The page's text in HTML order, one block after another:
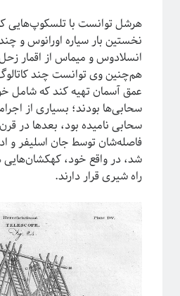
هرشل توانست با تلسکوپ‌هایی
نخستین‌ بار سیاره اورانوس و
انسلادوس و میماس از اقمار
هم‌چنین وی توانست چند
عمق آسمان تهیه کند که شامل
سحابی‌ها بودند؛ بسیاری از
سحابی نامیده بود، بعد‌ها در
فاصله‌شان توسط جان اسلیفر و
شد، در واقع خود،
راه شیری قرار دارند.